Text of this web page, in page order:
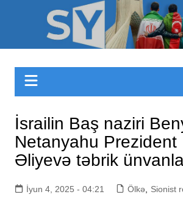
İsrailin Baş naziri
Netanyahu Prezident
Əliyevə təbrik
İyun 4, 2025 - 04:21 Ölkə Sionist